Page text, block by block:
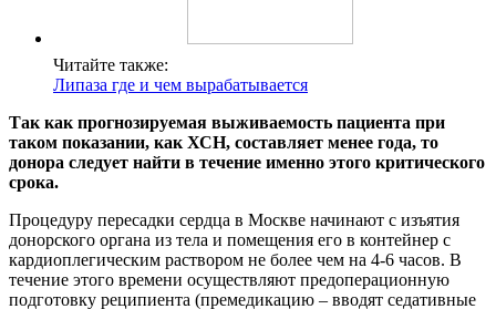
Читайте также:
Липаза где и чем вырабатывается
Так как прогнозируемая выживаемость пациента при
таком показании, как ХСН, составляет менее года, то
донора следует найти в течение именно этого критического
срока.
Процедуру пересадки сердца в Москве начинают с изъятия
донорского органа из тела и помещения его в контейнер с
кардиоплегическим раствором не более чем на 4-6 часов. В
течение этого времени осуществляют предоперационную
подготовку реципиента (премедикацию – вводят седативные